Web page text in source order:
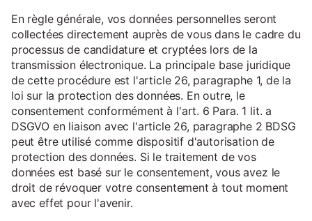
En règle générale, vos données personnelles seront
collectées directement auprès de vous dans le cadre du
processus de candidature et cryptées lors de la
transmission électronique. La principale base juridique
de cette procédure est l'article 26, paragraphe 1, de la
loi sur la protection des données. En outre, le
consentement conformément à l'art. 6 Para. 1 lit. a
DSGVO en liaison avec l'article 26, paragraphe 2 BDSG
peut être utilisé comme dispositif d'autorisation de
protection des données. Si le traitement de vos
données est basé sur le consentement, vous avez le
droit de révoquer votre consentement à tout moment
avec effet pour l'avenir.